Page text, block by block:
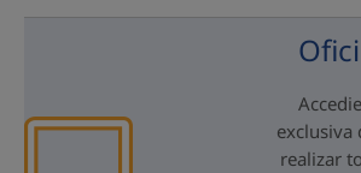
exclusiva
realizar